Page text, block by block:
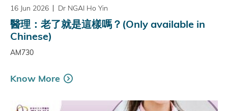
16 Jun 2026 Dr NGAI Ho Yin
醫理：老了就是這樣嗎？(Only available in
Chinese)
AM730
Know More